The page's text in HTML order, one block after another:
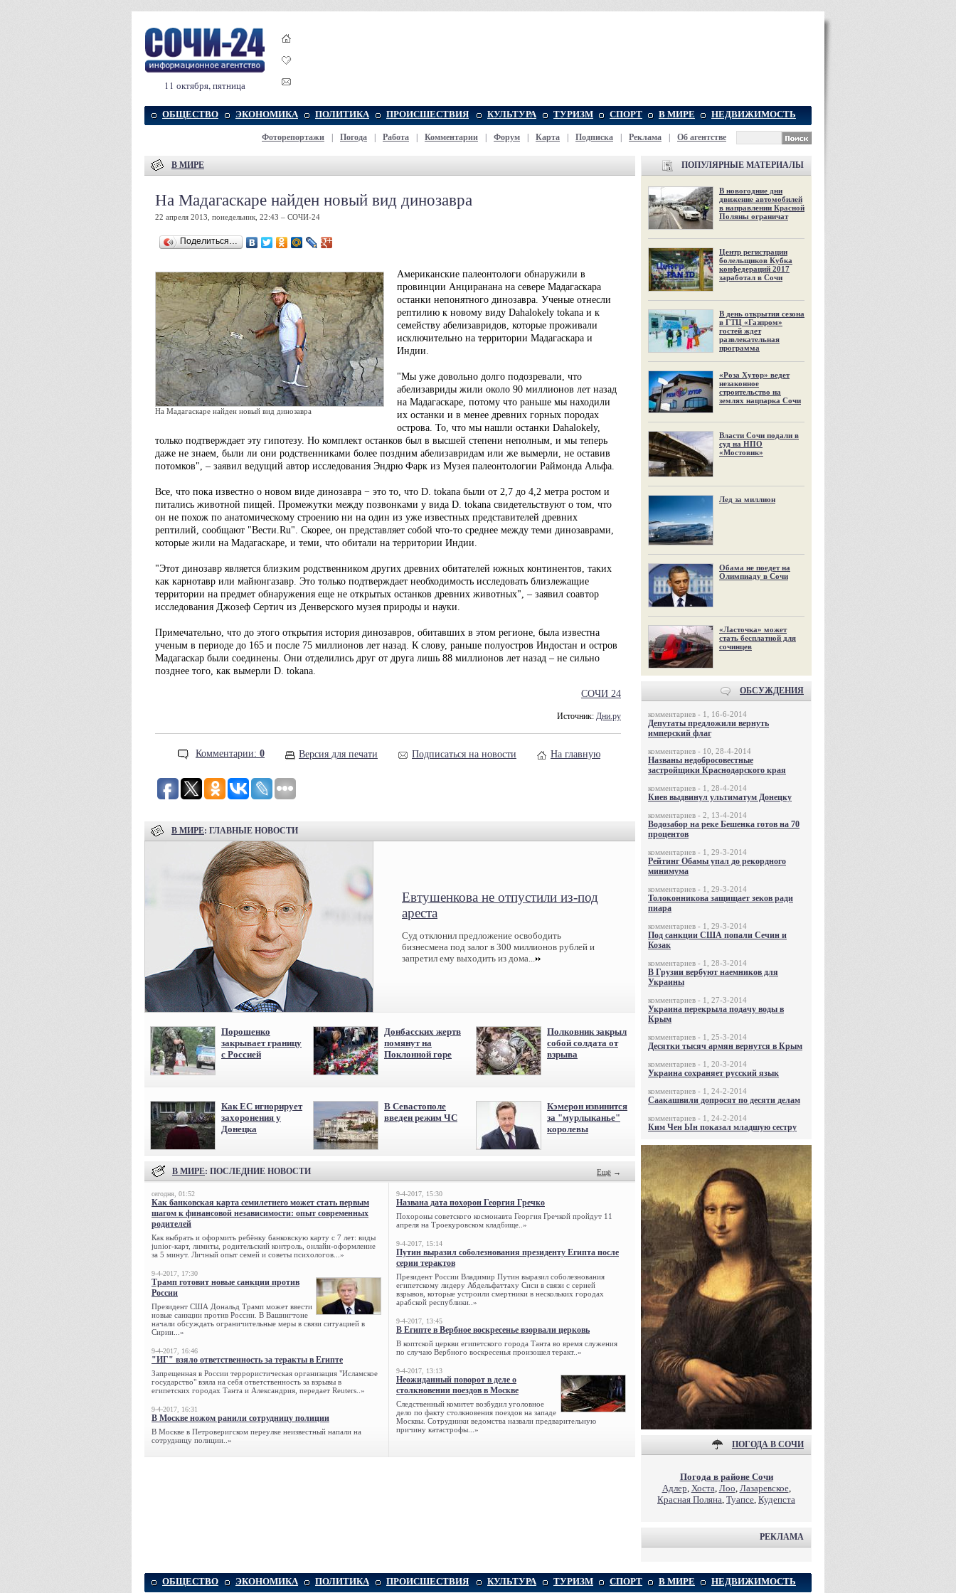
11 октября, пятница
ОБЩЕСТВО ЭКОНОМИКА ПОЛИТИКА ПРОИСШЕСТВИЯ КУЛЬТУРА ТУРИЗМ СПОРТ В МИРЕ НЕДВИЖИМОСТЬ
Фоторепортажи Погода Работа Комментарии Форум Карта Подписка Реклама Об агентстве
В МИРЕ
На Мадагаскаре найден новый вид динозавра
22 апреля 2013, понедельник, 22:43 – СОЧИ-24
Поделиться…
На Мадагаскаре найден новый вид динозавра
Американские палеонтологи обнаружили в
провинции Анциранана на севере Мадагаскара
останки непонятного динозавра. Ученые отнесли
рептилию к новому виду Dahalokely tokana и к
семейству абелизавридов, которые проживали
исключительно на территории Мадагаскара и
Индии.
"Мы уже довольно долго подозревали, что
абелизавриды жили около 90 миллионов лет назад
на Мадагаскаре, потому что раньше мы находили
их останки и в менее древних горных породах
острова. То, что мы нашли останки Dahalokely,
только подтверждает эту гипотезу. Но комплект останков был в высшей степени неполным, и мы теперь
даже не знаем, были ли они родственниками более поздним абелизавридам или же вымерли, не оставив
потомков", – заявил ведущий автор исследования Эндрю Фарк из Музея палеонтологии Раймонда Альфа.
Все, что пока известно о новом виде динозавра − это то, что D. tokana были от 2,7 до 4,2 метра ростом и
питались животной пищей. Промежутки между позвонками у вида D. tokana свидетельствуют о том, что
он не похож по анатомическому строению ни на один из уже известных представителей древних
рептилий, сообщают "Вести.Ru". Скорее, он представляет собой что-то среднее между теми динозаврами,
которые жили на Мадагаскаре, и теми, что обитали на территории Индии.
"Этот динозавр является близким родственником других древних обитателей южных континентов, таких
как карнотавр или майюнгазавр. Это только подтверждает необходимость исследовать близлежащие
территории на предмет обнаружения еще не открытых останков древних животных", – заявил соавтор
исследования Джозеф Сертич из Денверского музея природы и науки.
Примечательно, что до этого открытия история динозавров, обитавших в этом регионе, была известна
ученым в периоде до 165 и после 75 миллионов лет назад. К слову, раньше полуостров Индостан и остров
Мадагаскар были соединены. Они отделились друг от друга лишь 88 миллионов лет назад – не сильно
позднее того, как вымерли D. tokana.
СОЧИ 24
Источник: Дни.ру
Комментарии: 0 Версия для печати Подписаться на новости На главную
В МИРЕ: ГЛАВНЫЕ НОВОСТИ
Евтушенкова не отпустили из-под
ареста
Суд отклонил предложение освободить
бизнесмена под залог в 300 миллионов рублей и
запретил ему выходить из дома...
Порошенко
закрывает границу
с Россией
Донбасских жертв
помянут на
Поклонной горе
Полковник закрыл
собой солдата от
взрыва
Как ЕС игнорирует
захоронения у
Донецка
В Севастополе
введен режим ЧС
Кэмерон извинится
за "мурлыканье"
королевы
В МИРЕ: ПОСЛЕДНИЕ НОВОСТИ Ещё →
сегодня, 01:52
Как банковская карта семилетнего может стать первым
шагом к финансовой независимости: опыт современных
родителей
Как выбрать и оформить ребёнку банковскую карту с 7 лет: виды
junior-карт, лимиты, родительский контроль, онлайн-оформление
за 5 минут. Личный опыт семей и советы психологов...»
9-4-2017, 17:30
Трамп готовит новые санкции против
России
Президент США Дональд Трамп может ввести
новые санкции против России. В Вашингтоне
начали обсуждать ограничительные меры в связи ситуацией в
Сирии...»
9-4-2017, 16:46
"ИГ" взяло ответственность за теракты в Египте
Запрещенная в России террористическая организация "Исламское
государство" взяла на себя ответственность за взрывы в
египетских городах Танта и Александрия, передает Reuters..»
9-4-2017, 16:31
В Москве ножом ранили сотрудницу полиции
В Москве в Петроверигском переулке неизвестный напали на
сотрудницу полиции..»
9-4-2017, 15:30
Названа дата похорон Георгия Гречко
Похороны советского космонавта Георгия Гречкой пройдут 11
апреля на Троекуровском кладбище..»
9-4-2017, 15:14
Путин выразил соболезнования президенту Египта после
серии терактов
Президент России Владимир Путин выразил соболезнования
египетскому лидеру Абдельфаттаху Сиси в связи с серией
взрывов, которые устроили смертники в нескольких городах
арабской республики..»
9-4-2017, 13:45
В Египте в Вербное воскресенье взорвали церковь
В коптской церкви египетского города Танта во время служения
по случаю Вербного воскресенья произошел теракт..»
9-4-2017, 13:13
Неожиданный поворот в деле о
столкновении поездов в Москве
Следственный комитет возбудил уголовное
дело по факту столкновения поездов на западе
Москвы. Сотрудники ведомства назвали предварительную
причину катастрофы...»
ПОПУЛЯРНЫЕ МАТЕРИАЛЫ
В новогодние дни
движение автомобилей
в направлении Красной
Поляны ограничат
Центр регистрации
болельщиков Кубка
конфедераций 2017
заработал в Сочи
В день открытия сезона
в ГТЦ «Газпром»
гостей ждет
развлекательная
программа
«Роза Хутор» ведет
незаконное
строительство на
землях нацпарка Сочи
Власти Сочи подали в
суд на НПО
«Мостовик»
Лед за миллион
Обама не поедет на
Олимпиаду в Сочи
«Ласточка» может
стать бесплатной для
сочинцев
ОБСУЖДЕНИЯ
комментариев - 1, 16-6-2014
Депутаты предложили вернуть
имперский флаг
комментариев - 10, 28-4-2014
Названы недобросовестные
застройщики Краснодарского края
комментариев - 1, 28-4-2014
Киев выдвинул ультиматум Донецку
комментариев - 2, 13-4-2014
Водозабор на реке Бешенка готов на 70
процентов
комментариев - 1, 29-3-2014
Рейтинг Обамы упал до рекордного
минимума
комментариев - 1, 29-3-2014
Толоконникова защищает зеков ради
пиара
комментариев - 1, 29-3-2014
Под санкции США попали Сечин и
Козак
комментариев - 1, 28-3-2014
В Грузии вербуют наемников для
Украины
комментариев - 1, 27-3-2014
Украина перекрыла подачу воды в
Крым
комментариев - 1, 25-3-2014
Десятки тысяч армян вернутся в Крым
комментариев - 1, 20-3-2014
Украина сохраняет русский язык
комментариев - 1, 24-2-2014
Саакашвили допросят по десяти делам
комментариев - 1, 24-2-2014
Ким Чен Ын показал младшую сестру
ПОГОДА В СОЧИ
Погода в районе Сочи
Адлер, Хоста, Лоо, Лазаревское,
Красная Поляна, Туапсе, Кудепста
РЕКЛАМА
ОБЩЕСТВО ЭКОНОМИКА ПОЛИТИКА ПРОИСШЕСТВИЯ КУЛЬТУРА ТУРИЗМ СПОРТ В МИРЕ НЕДВИЖИМОСТЬ